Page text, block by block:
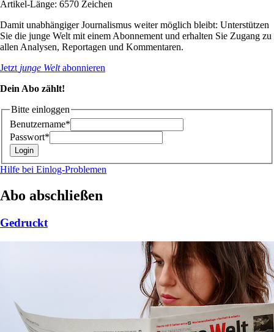
Artikel-Länge: 6570 Zeichen
Damit unabhängiger Journalismus weiter möglich bleibt: Unterstützen
Sie die junge Welt mit einem Abonnement und erhalten Sie Zugang zu
allen Analysen, Reportagen und Kommentaren.
Jetzt junge Weltabonnieren
Dein Abo zählt!
Bitte einloggen
Benutzername*
Passwort*
Hilfe bei Einlog-Problemen
Abo abschließen
Gedruckt